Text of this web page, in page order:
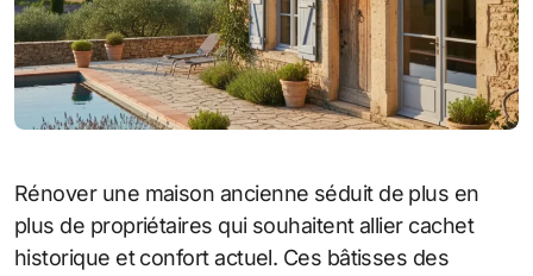
Rénover une maison ancienne séduit de plus en
plus de propriétaires qui souhaitent allier cachet
historique et confort actuel. Ces bâtisses des